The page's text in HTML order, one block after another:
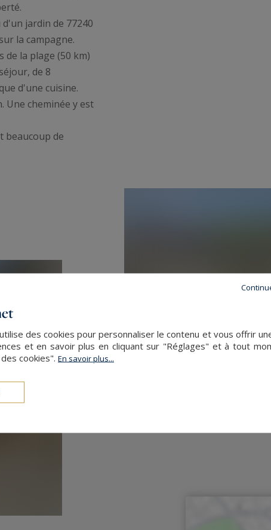
jardin de 77240
la campagne.
de la plage (50 km)
de 8
d'une cuisine.
Une cheminée y est
beaucoup de
des cookies pour personnaliser le contenu et vous offrir
et en savoir plus en cliquant sur "Réglages" et à tout
cookies". En savoir plus...